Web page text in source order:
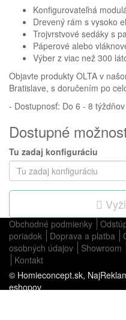
Konfigurovateľná
Drevený rám s vysoko
Trojvrstvové sedáky s
Páperové alebo
Výber z viac než 300
Objavte produkty OLTA v
Bratislave, s doručením po
- Dostupnosť: Do 6 - 8 týždňov
Dostupné
Tu zadaj konfiguráciu
Obchodné podmienky
poriadok
Doprava a platba
osobných údajov
Showroom
Kontakt
© Homieconcept.sk,
eshopov